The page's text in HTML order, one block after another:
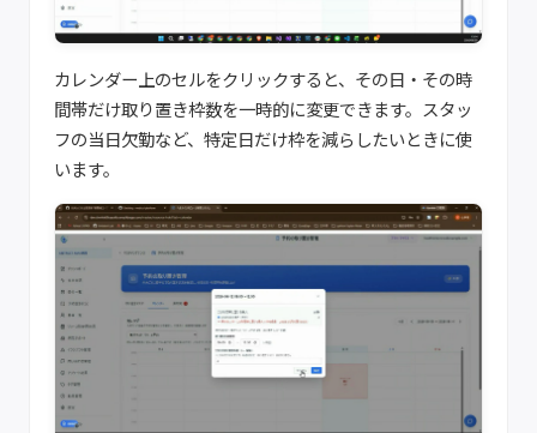
カレンダー上のセルをクリックすると、その日・その時
間帯だけ取り置き枠数を一時的に変更できます。スタッ
フの当日欠勤など、特定日だけ枠を減らしたいときに使
います。